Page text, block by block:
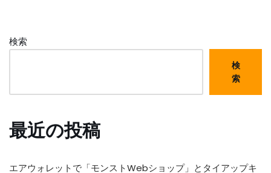
検索
検
索
最近の投稿
エアウォレットで「モンストWebショップ」とタイアップキ